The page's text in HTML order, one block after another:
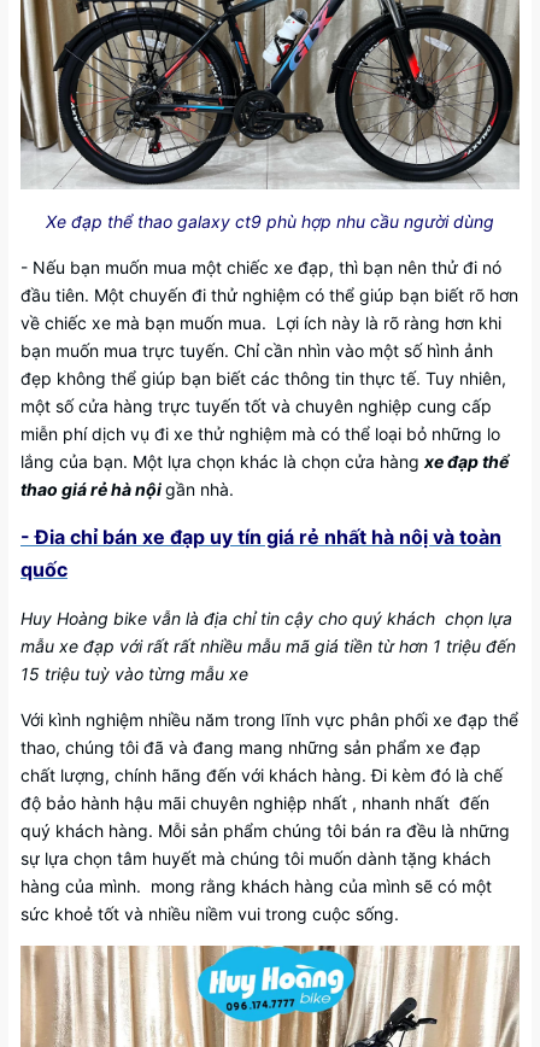
Xe đạp thể thao galaxy ct9 phù hợp nhu cầu người dùng
- Nếu bạn muốn mua một chiếc xe đạp, thì bạn nên thử đi nó
đầu tiên. Một chuyến đi thử nghiệm có thể giúp bạn biết rõ hơn
về chiếc xe mà bạn muốn mua. Lợi ích này là rõ ràng hơn khi
bạn muốn mua trực tuyến. Chỉ cần nhìn vào một số hình ảnh
đẹp không thể giúp bạn biết các thông tin thực tế. Tuy nhiên,
một số cửa hàng trực tuyến tốt và chuyên nghiệp cung cấp
miễn phí dịch vụ đi xe thử nghiệm mà có thể loại bỏ những lo
lắng của bạn. Một lựa chọn khác là chọn cửa hàng xe đạp thể
thao giá rẻ hà nộigần nhà.
- Đia chỉ bán xe đạp uy tín giá rẻ nhất hà nôị và toàn
quốc
Huy Hoàng bike vẫn là địa chỉ tin cậy cho quý khách chọn lựa
mẫu xe đạp với rất rất nhiều mẫu mã giá tiền từ hơn 1 triệu đến
15 triệu tuỳ vào từng mẫu xe
Với kình nghiệm nhiều năm trong lĩnh vực phân phối xe đạp thể
thao, chúng tôi đã và đang mang những sản phẩm xe đạp
chất lượng, chính hãng đến với khách hàng. Đi kèm đó là chế
độ bảo hành hậu mãi chuyên nghiệp nhất , nhanh nhất đến
quý khách hàng. Mỗi sản phẩm chúng tôi bán ra đều là những
sự lựa chọn tâm huyết mà chúng tôi muốn dành tặng khách
hàng của mình. mong rằng khách hàng của mình sẽ có một
sức khoẻ tốt và nhiều niềm vui trong cuộc sống.